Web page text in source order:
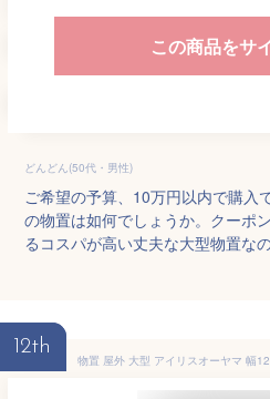
この商品をサ
どんどん(50代・男性)
ご希望の予算、10万円以内で購入
の物置は如何でしょうか。クーポ
るコスパが高い丈夫な大型物置な
12th